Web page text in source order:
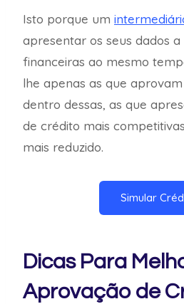
Isto porque um
apresentar os seus dados
financeiras ao mesmo
lhe apenas as que
dentro dessas, as que
de crédito mais
mais reduzido.
Simular
Dicas Para
Aprovação de